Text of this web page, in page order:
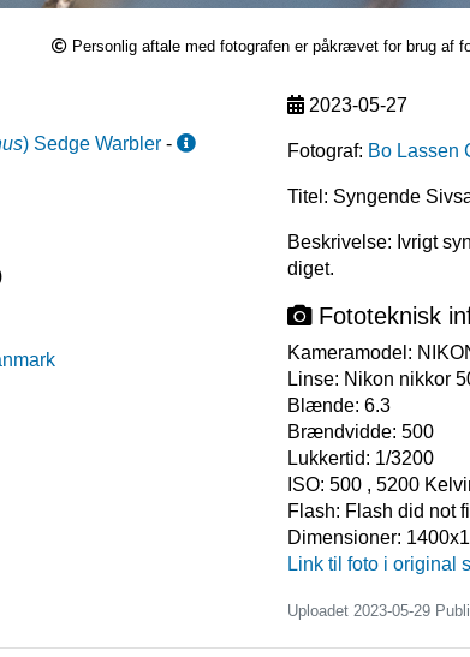
Personlig aftale med fotografen er påkrævet for brug af
) Sedge Warbler -
2023-05-27
Fotograf: Bo Lassen
Titel: Syngende
Beskrivelse: Ivrigt
diget.
Fototeknisk
Kameramodel:
Linse: Nikon nikkor
Blænde: 6.3
Brændvidde: 500
Lukkertid: 1/3200
ISO: 500 , 5200
Flash: Flash did not
Dimensioner:
Link til foto i original
Uploadet 2023-05-29